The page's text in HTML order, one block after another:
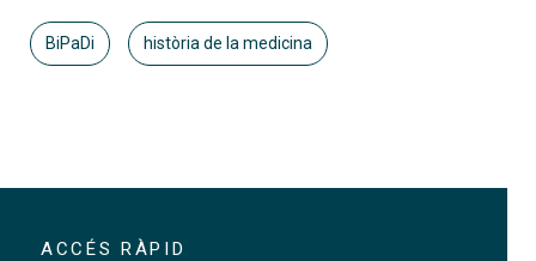
BiPaDi història de la medicina
ACCÉS RÀPID